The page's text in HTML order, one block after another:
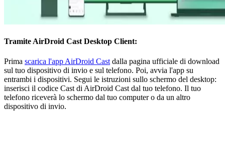
Tramite AirDroid Cast Desktop Client:
Prima scarica l'app AirDroid Cast dalla pagina ufficiale di download
sul tuo dispositivo di invio e sul telefono. Poi, avvia l'app su
entrambi i dispositivi. Segui le istruzioni sullo schermo del desktop:
inserisci il codice Cast di AirDroid Cast dal tuo telefono. Il tuo
telefono riceverà lo schermo dal tuo computer o da un altro
dispositivo di invio.